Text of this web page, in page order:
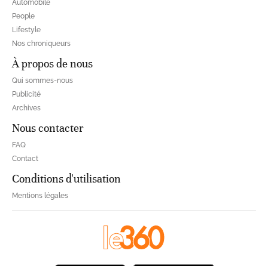
Automobile
People
Lifestyle
Nos chroniqueurs
À propos de nous
Qui sommes-nous
Publicité
Archives
Nous contacter
FAQ
Contact
Conditions d'utilisation
Mentions légales